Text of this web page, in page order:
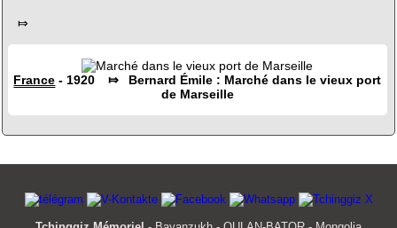
⤇
France - 1920 ⤇ Bernard Émile : Marché dans le vieux port
de Marseille